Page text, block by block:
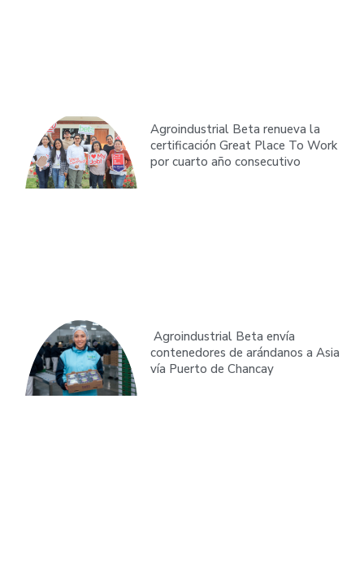
Agroindustrial Beta renueva la
certificación Great Place To Work
por cuarto año consecutivo
Agroindustrial Beta envía
contenedores de arándanos a Asia
vía Puerto de Chancay